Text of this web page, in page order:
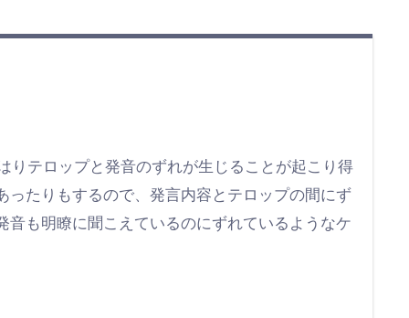
りテロップと発音のずれが生じることが起こり得
たりもするので、発言内容とテロップの間にず
も明瞭に聞こえているのにずれているようなケ